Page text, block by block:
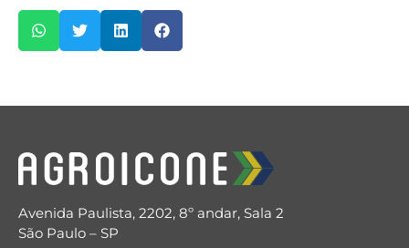
Avenida Paulista, 2202, 8º andar, Sala 2
São Paulo – SP